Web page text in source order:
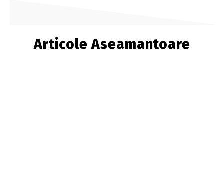
Articole Aseamantoare